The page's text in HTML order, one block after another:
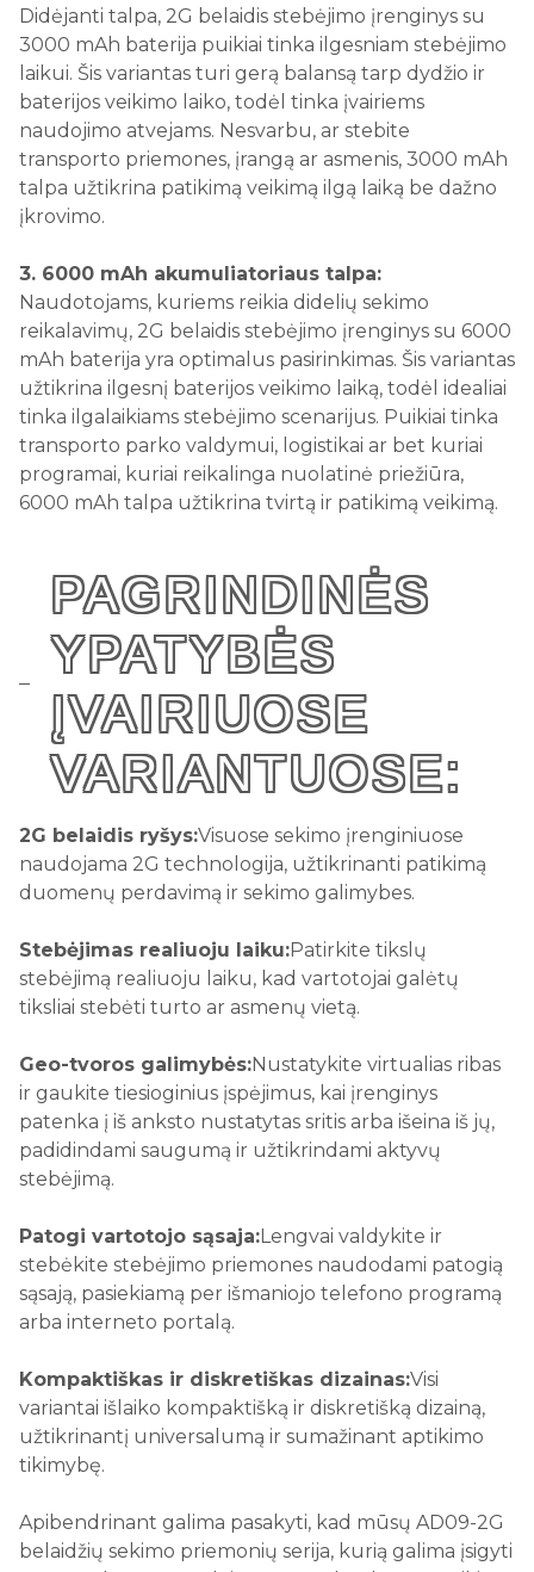
Didėjanti talpa, 2G belaidis stebėjimo įrenginys su
3000 mAh baterija puikiai tinka ilgesniam stebėjimo
laikui. Šis variantas turi gerą balansą tarp dydžio ir
baterijos veikimo laiko, todėl tinka įvairiems
naudojimo atvejams. Nesvarbu, ar stebite
transporto priemones, įrangą ar asmenis, 3000 mAh
talpa užtikrina patikimą veikimą ilgą laiką be dažno
įkrovimo.
3. 6000 mAh akumuliatoriaus talpa:
Naudotojams, kuriems reikia didelių sekimo
reikalavimų, 2G belaidis stebėjimo įrenginys su 6000
mAh baterija yra optimalus pasirinkimas. Šis variantas
užtikrina ilgesnį baterijos veikimo laiką, todėl idealiai
tinka ilgalaikiams stebėjimo scenarijus. Puikiai tinka
transporto parko valdymui, logistikai ar bet kuriai
programai, kuriai reikalinga nuolatinė priežiūra,
6000 mAh talpa užtikrina tvirtą ir patikimą veikimą.
PAGRINDINĖS
YPATYBĖS
ĮVAIRIUOSE
VARIANTUOSE:
2G belaidis ryšys:Visuose sekimo įrenginiuose
naudojama 2G technologija, užtikrinanti patikimą
duomenų perdavimą ir sekimo galimybes.
Stebėjimas realiuoju laiku:Patirkite tikslų
stebėjimą realiuoju laiku, kad vartotojai galėtų
tiksliai stebėti turto ar asmenų vietą.
Geo-tvoros galimybės:Nustatykite virtualias ribas
ir gaukite tiesioginius įspėjimus, kai įrenginys
patenka į iš anksto nustatytas sritis arba išeina iš jų,
padidindami saugumą ir užtikrindami aktyvų
stebėjimą.
Patogi vartotojo sąsaja:Lengvai valdykite ir
stebėkite stebėjimo priemones naudodami patogią
sąsają, pasiekiamą per išmaniojo telefono programą
arba interneto portalą.
Kompaktiškas ir diskretiškas dizainas:Visi
variantai išlaiko kompaktišką ir diskretišką dizainą,
užtikrinantį universalumą ir sumažinant aptikimo
tikimybę.
Apibendrinant galima pasakyti, kad mūsų AD09-2G
belaidžių sekimo priemonių serija, kurią galima įsigyti